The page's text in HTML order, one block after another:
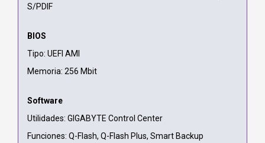
S/PDIF
BIOS
Tipo: UEFI AMI
Memoria: 256 Mbit
Software
Utilidades: GIGABYTE Control Center
Funciones: Q-Flash, Q-Flash Plus, Smart Backup